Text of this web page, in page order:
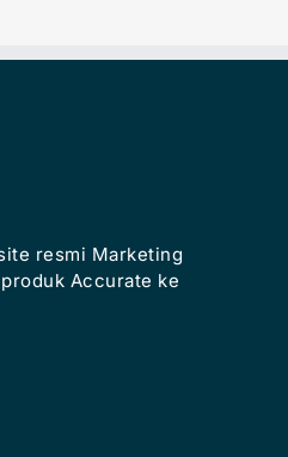
resmi Marketing
Accurate ke